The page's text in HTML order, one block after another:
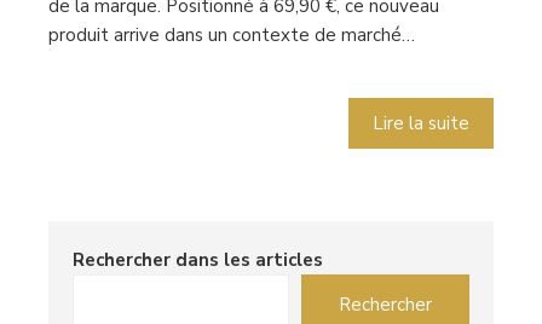
de la marque. Positionné à 69,90 €, ce nouveau
produit arrive dans un contexte de marché…
Lire la suite
Rechercher dans les articles
Rechercher